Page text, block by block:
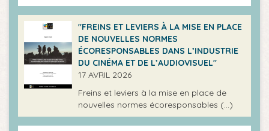
"FREINS ET LEVIERS À LA MISE EN PLACE
DE NOUVELLES NORMES
ÉCORESPONSABLES DANS L’INDUSTRIE
DU CINÉMA ET DE L’AUDIOVISUEL"
17 AVRIL 2026
Freins et leviers à la mise en place de
nouvelles normes écoresponsables (…)